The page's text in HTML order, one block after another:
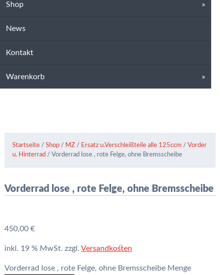
Shop
News
Kontakt
Warenkorb
Startseite /Shop / MZ / Ersatz u.Verschleißteile alle 125ccm / Vorder
u. Hinterrad / Vorderrad lose , rote Felge, ohne Bremsscheibe
Vorderrad lose , rote Felge, ohne Bremsscheibe
450,00 €
inkl. 19 % MwSt. zzgl. Versandkosten
Vorderrad lose , rote Felge, ohne Bremsscheibe Menge